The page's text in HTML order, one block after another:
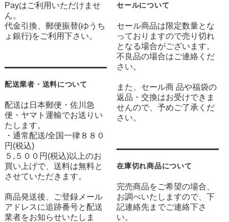
Payはご利用いただけませ
ん。
代金引換、郵便振替(ゆうち
ょ銀行)をご利用下さい。
配送業者・送料について
配送は日本郵便・佐川急
便・ヤマト運輸でお送りい
たします。
・通常配送/全国一律８８０
円(税込)
５,５００円(税込)以上のお
買い上げで、送料は無料と
させていただきます。
商品発送後、ご登録メール
アドレスに追跡番号と配送
業者をお知らせいたしま
セールについて
セール商品は限定数量とな
っておりますので売り切れ
となる場合がございます。
不良品の場合はご連絡くだ
さい。
また、セール商 品や福袋の
返品・交換はお受けできま
せんので、予めご了承くだ
さい。
在庫切れ商品について
完売商品をご希望の場合、
お調べいたしますので、下
記連絡先までご連絡下さ
い。